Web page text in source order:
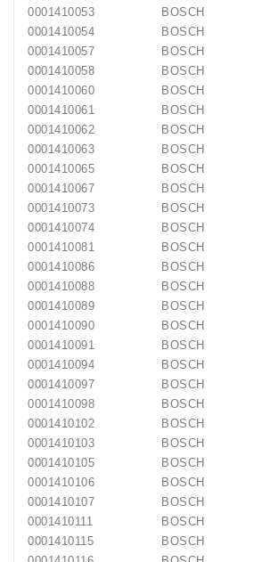
0001410053
BOSCH
0001410054
BOSCH
0001410057
BOSCH
0001410058
BOSCH
0001410060
BOSCH
0001410061
BOSCH
0001410062
BOSCH
0001410063
BOSCH
0001410065
BOSCH
0001410067
BOSCH
0001410073
BOSCH
0001410074
BOSCH
0001410081
BOSCH
0001410086
BOSCH
0001410088
BOSCH
0001410089
BOSCH
0001410090
BOSCH
0001410091
BOSCH
0001410094
BOSCH
0001410097
BOSCH
0001410098
BOSCH
0001410102
BOSCH
0001410103
BOSCH
0001410105
BOSCH
0001410106
BOSCH
0001410107
BOSCH
0001410111
BOSCH
0001410115
BOSCH